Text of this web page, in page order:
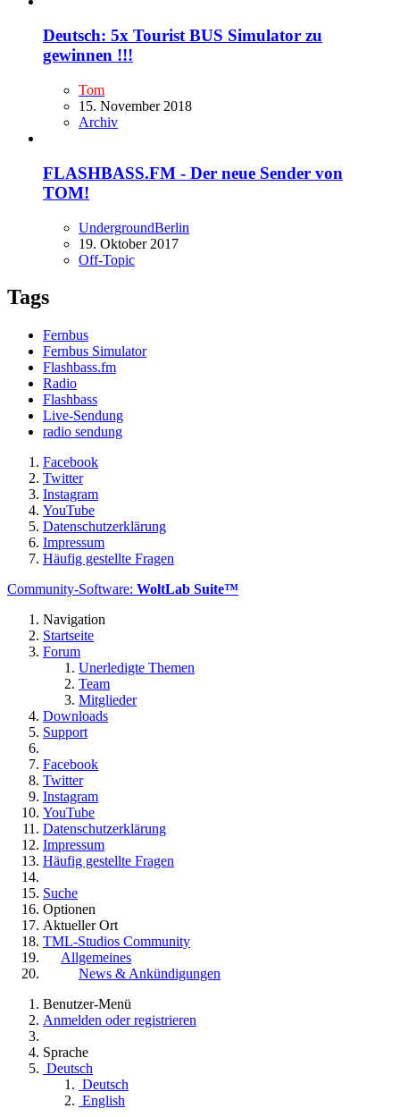
Deutsch: 5x Tourist BUS Simulator zu
gewinnen !!!
Tom
15. November 2018
Archiv
FLASHBASS.FM - Der neue Sender von
TOM!
UndergroundBerlin
19. Oktober 2017
Off-Topic
Tags
Fernbus
Fernbus Simulator
Flashbass.fm
Radio
Flashbass
Live-Sendung
radio sendung
Facebook
Twitter
Instagram
YouTube
Datenschutzerklärung
Impressum
Häufig gestellte Fragen
Community-Software: WoltLab Suite™
Navigation
Startseite
Forum
Unerledigte Themen
Team
Mitglieder
Downloads
Support
Facebook
Twitter
Instagram
YouTube
Datenschutzerklärung
Impressum
Häufig gestellte Fragen
Suche
Optionen
Aktueller Ort
TML-Studios Community
Allgemeines
News & Ankündigungen
Benutzer-Menü
Anmelden oder registrieren
Sprache
Deutsch
Deutsch
English